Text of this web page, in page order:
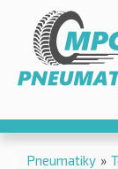
Pneumatiky »